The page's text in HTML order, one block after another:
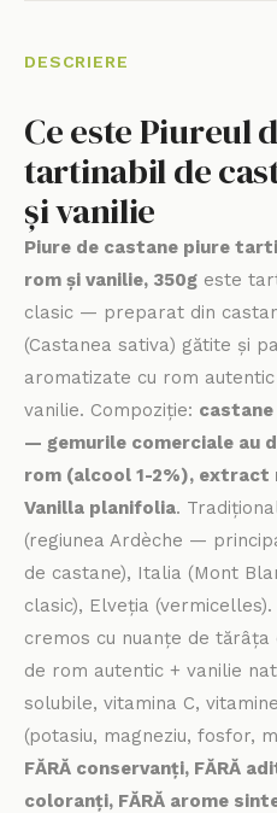
DESCRIERE
Ce este Piureul
tartinabil de
și vanilie
Piure de castane piure
rom și vanilie, 350g este
clasic — preparat din
(Castanea sativa) gătite și
aromatizate cu rom
vanilie. Compoziție:
— gemurile comerciale au
rom (alcool 1-2%), extract
Vanilla planifolia.
(regiunea Ardèche —
de castane), Italia (Mont
clasic), Elveția
cremos cu nuanțe de
de rom autentic + vanilie
solubile, vitamina C,
(potasiu, magneziu, fosfor,
FĂRĂ conservanți, FĂRĂ
coloranți, FĂRĂ arome